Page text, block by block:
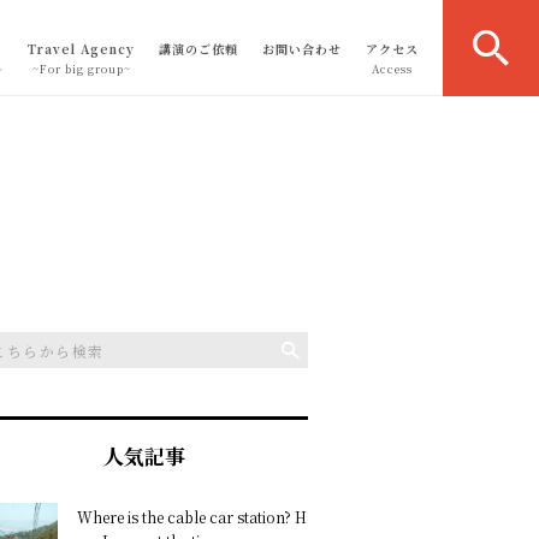
Travel Agency
~For big group~
講演のご依頼 お問い合わせ アクセス
Access
人気記事
Where is the cable car station? H